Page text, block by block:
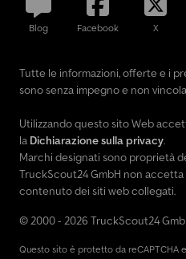
Blog Facebook X
Tutte le informazioni, offerte e i
sono senza impegno e non
Utilizzando questo sito Web
la Dichiarazione sulla privacy.
Marchi designati sono proprietà
TruckScout24 GmbH non
contenuto dei siti web collegati.
© 2000 - 2026 TruckScout24
Questo sito è protetto da reCAPTCHA